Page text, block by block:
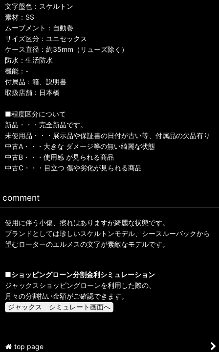
文字盤色：スケルトン
素材：SS
ムーブメント：自動巻
サイズ区分：ユニセックス
ケース直径：約35mm（リューズ除く）
防水：生活防水
機能：-
付属品：箱、説明書
取扱店舗：日本橋
■程度区分について
新品・・・完全新品です。
未使用品・・・展示品や保証書の日付が古い等、付属品の欠品有り
中古A・・・大きな ダメージ等の無い綺麗な状態
中古B・・・使用感 が見られる商品
中古C・・・目立つ 傷や劣化が見られる商品
comment
使用に伴う小傷、擦れはありますが綺麗な状態です。
ブランドとしては珍しいスケルトンモデル、シースルーバックから
望むローターのエルメスの文字が素敵なモデルです。
■ショッピングローン分割金利シミュレーション
ジャックスショッピングローンを利用した際の、
月々の分割払い金額がご確認できます。
top page